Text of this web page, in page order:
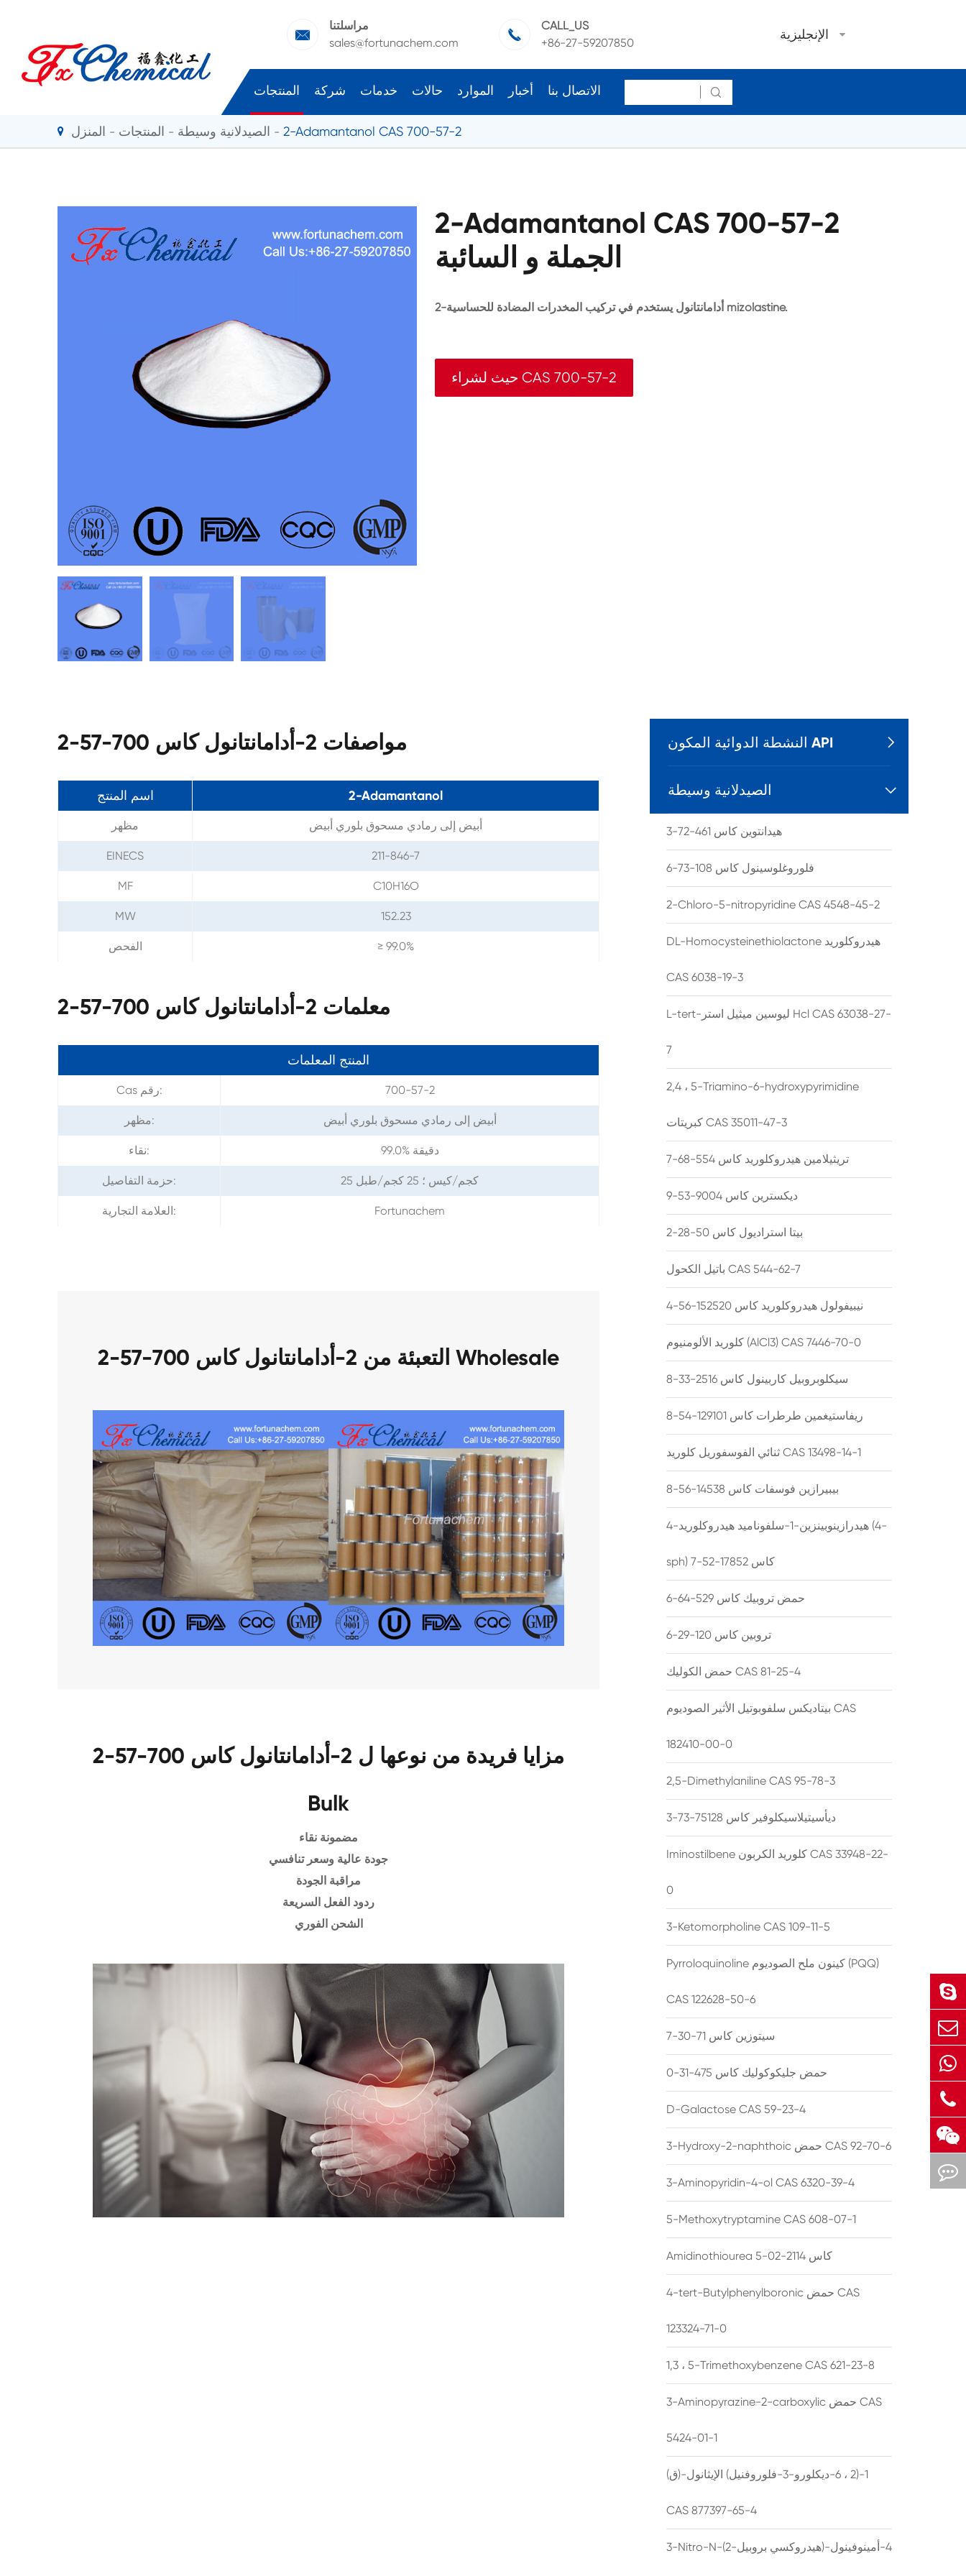

مراسلتنا
sales@fortunachem.com

CALL_US
+86-27-59207850
الإنجليزية
المنتجات شركة خدمات حالات الموارد أخبار الاتصال بنا 
المنزل المنتجات الصيدلانية وسيطة 2-Adamantanol CAS 700-57-2
2-Adamantanol CAS 700-57-2
الجملة و السائبة
2-أدامانتانول يستخدم في تركيب المخدرات المضادة للحساسية mizolastine.
حيث لشراء CAS 700-57-2
مواصفات 2-أدامانتانول كاس 700-57-2
اسم المنتج 2-Adamantanol
مظهر أبيض إلى رمادي مسحوق بلوري أبيض
EINECS 211-846-7
MF C10H16O
MW 152.23
الفحص ≥ 99.0%
معلمات 2-أدامانتانول كاس 700-57-2
المنتج المعلمات
Cas رقم: 700-57-2
مظهر: أبيض إلى رمادي مسحوق بلوري أبيض
نقاء: 99.0% دقيقة
حزمة التفاصيل: 25 كجم/كيس ؛ 25 كجم/طبل
العلامة التجارية: Fortunachem
التعبئة من 2-أدامانتانول كاس 700-57-2 Wholesale
مزايا فريدة من نوعها ل 2-أدامانتانول كاس 700-57-2
Bulk
مضمونة نقاء
جودة عالية وسعر تنافسي
مراقبة الجودة
ردود الفعل السريعة
الشحن الفوري
النشطة الدوائية المكون API 
الصيدلانية وسيطة 
هيدانتوين كاس 461-72-3
فلوروغلوسينول كاس 108-73-6
2-Chloro-5-nitropyridine CAS 4548-45-2
DL-Homocysteinethiolactone هيدروكلوريد
CAS 6038-19-3
L-tert-ليوسين ميثيل استر Hcl CAS 63038-27-
7
2,4 ، 5-Triamino-6-hydroxypyrimidine
كبريتات CAS 35011-47-3
تريثيلامين هيدروكلوريد كاس 554-68-7
ديكسترين كاس 9004-53-9
بيتا استراديول كاس 50-28-2
باتيل الكحول CAS 544-62-7
نيبيفولول هيدروكلوريد كاس 152520-56-4
كلوريد الألومنيوم (AlCl3) CAS 7446-70-0
سيكلوبروبيل كاربينول كاس 2516-33-8
ريفاستيغمين طرطرات كاس 129101-54-8
ثنائي الفوسفوريل كلوريد CAS 13498-14-1
بيبيرازين فوسفات كاس 14538-56-8
4-هيدرازينوبينزين-1-سلفوناميد هيدروكلوريد (4-
sph) كاس 17852-52-7
حمض تروبيك كاس 529-64-6
تروبين كاس 120-29-6
حمض الكوليك CAS 81-25-4
بيتاديكس سلفوبوتيل الأثير الصوديوم CAS
182410-00-0
2,5-Dimethylaniline CAS 95-78-3
ديأسيتيلاسيكلوفير كاس 75128-73-3
Iminostilbene كلوريد الكربون CAS 33948-22-
0
3-Ketomorpholine CAS 109-11-5
Pyrroloquinoline كينون ملح الصوديوم (PQQ)
CAS 122628-50-6
سيتوزين كاس 71-30-7
حمض جليكوكوليك كاس 475-31-0
D-Galactose CAS 59-23-4
3-Hydroxy-2-naphthoic حمض CAS 92-70-6
3-Aminopyridin-4-ol CAS 6320-39-4
5-Methoxytryptamine CAS 608-07-1
Amidinothiourea كاس 2114-02-5
4-tert-Butylphenylboronic حمض CAS
123324-71-0
1,3 ، 5-Trimethoxybenzene CAS 621-23-8
3-Aminopyrazine-2-carboxylic حمض CAS
5424-01-1
(ق)-1-(2 ، 6-ديكلورو-3-فلوروفنيل) الإيثانول
CAS 877397-65-4
3-Nitro-N-(2-هيدروكسي بروبيل)-4-أمينوفينول